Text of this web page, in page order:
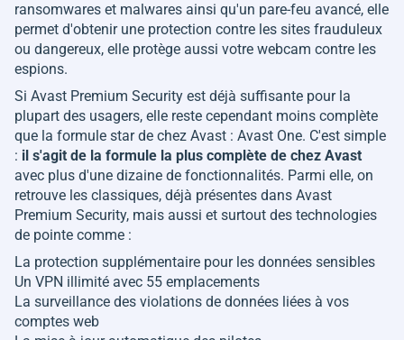
ransomwares et malwares ainsi qu'un pare-feu avancé, elle
permet d'obtenir une protection contre les sites frauduleux
ou dangereux, elle protège aussi votre webcam contre les
espions.
Si Avast Premium Security est déjà suffisante pour la
plupart des usagers, elle reste cependant moins complète
que la formule star de chez Avast : Avast One. C'est simple
: il s'agit de la formule la plus complète de chez Avast
avec plus d'une dizaine de fonctionnalités. Parmi elle, on
retrouve les classiques, déjà présentes dans Avast
Premium Security, mais aussi et surtout des technologies
de pointe comme :
La protection supplémentaire pour les données sensibles
Un VPN illimité avec 55 emplacements
La surveillance des violations de données liées à vos
comptes web